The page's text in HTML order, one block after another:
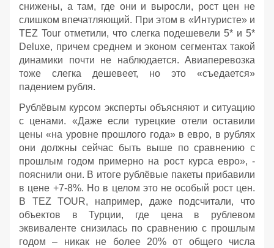
снижены, а там, где они и выросли, рост цен не
слишком впечатляющий. При этом в «Интуристе» и
TEZ Tour отметили, что слегка подешевели 5* и 5*
Deluxe, причем среднем и эконом сегментах такой
динамики почти не наблюдается. Авиаперевозка
тоже слегка дешевеет, но это «съедается»
падением рубля.
Рублёвым курсом эксперты объясняют и ситуацию
с ценами. «Даже если турецкие отели оставили
цены «на уровне прошлого года» в евро, в рублях
они должны сейчас быть выше по сравнению с
прошлым годом примерно на рост курса евро», -
пояснили они. В итоге рублёвые пакеты прибавили
в цене +7-8%. Но в целом это не особый рост цен.
В TEZ TOUR, например, даже подсчитали, что
объектов в Турции, где цена в рублевом
эквиваленте снизилась по сравнению с прошлым
годом – никак не более 20% от общего числа